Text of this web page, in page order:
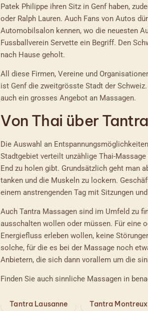
Patek Philippe ihren Sitz in Genf haben,
oder Ralph Lauren. Auch Fans von Autos
Automobilsalon kennen, wo die neuesten
Fussballverein Servette ein Begriff. Den
nach Hause geholt.
All diese Firmen, Vereine und
ist Genf die zweitgrösste Stadt der
auch ein grosses Angebot an Massagen.
Von Thai über
Die Auswahl an
Stadtgebiet verteilt unzählige Thai-
End zu holen gibt. Grundsätzlich geht man
tanken und die Muskeln zu lockern.
einem anstrengenden Tag mit Sitzungen
Auch Tantra Massagen sind im Umfeld zu
ausschalten wollen oder müssen. Für eine
Energiefluss erleben wollen, keine
solche, für die es bei der Massage noch
Anbietern, die sich dann vorallem um die
Finden Sie auch sinnliche Massagen in
Tantra Lausanne Tantra Montreux